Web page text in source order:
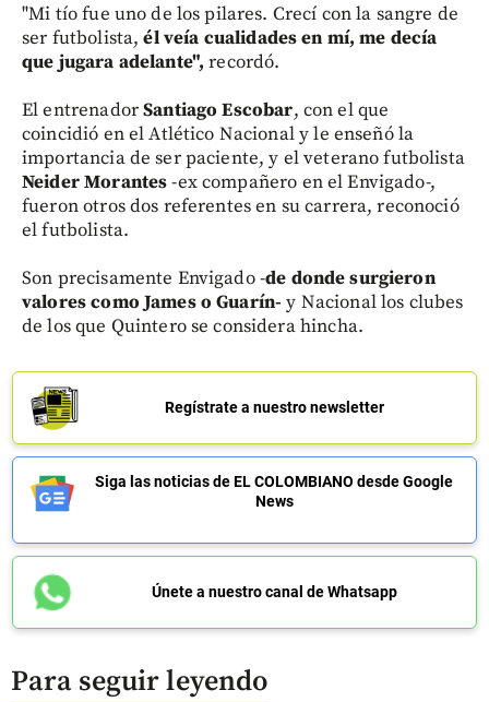
"Mi tío fue uno de los pilares. Crecí con la sangre de
ser futbolista,él veía cualidades en mí, me decía
que jugara adelante", recordó.
El entrenadorSantiago Escobar, con el que
coincidió en el Atlético Nacional y le enseñó la
importancia de ser paciente, y el veterano futbolista
Neider Morantes-ex compañero en el Envigado-,
fueron otros dos referentes en su carrera, reconoció
el futbolista.
Son precisamente Envigado -de donde surgieron
valores como James o Guarín- y Nacional los clubes
de los que Quintero se considera hincha.
Regístrate a nuestro newsletter
Siga las noticias de EL COLOMBIANO desde Google
News
Únete a nuestro canal de Whatsapp
Para seguir leyendo